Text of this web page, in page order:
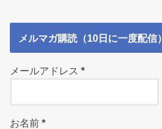
メルマガ購読（10日に一度配信）
メールアドレス*
お名前*